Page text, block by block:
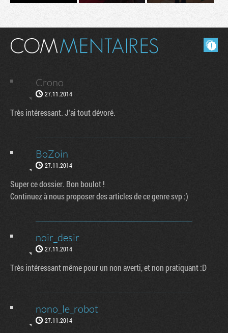
Masquer les commentaires lus.
Crono
27.11.2014
Très intéressant. J'ai tout dévoré.
BoZoin
27.11.2014
Super ce dossier. Bon boulot !
Continuez à nous proposer des articles de ce genre svp :)
noir_desir
27.11.2014
Très intéressant même pour un non averti, et non pratiquant :D
nono_le_robot
27.11.2014